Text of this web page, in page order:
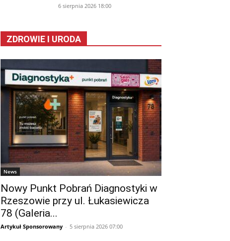
6 sierpnia 2026 18:00
ZDROWIE I URODA
News
Nowy Punkt Pobrań Diagnostyki w
Rzeszowie przy ul. Łukasiewicza
78 (Galeria...
Artykuł Sponsorowany - 5 sierpnia 2026 07:00